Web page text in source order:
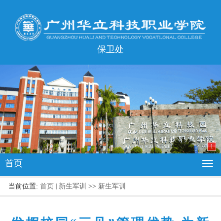
保卫处
1
首页
当前位置: 首页 新生军训 >> 新生军训